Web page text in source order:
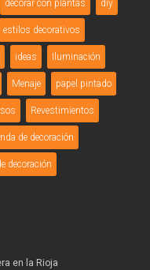
decorar con plantas diy
estilos decorativos
ideas Iluminación
Menaje papel pintado
Revestimientos
de decoración
decoración
en la Rioja